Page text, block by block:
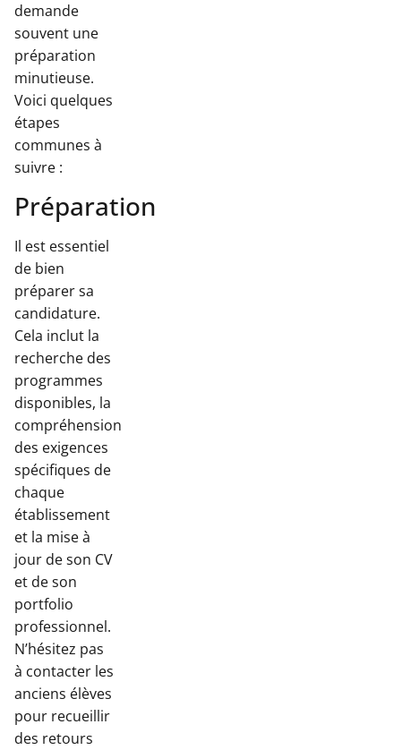
demande
souvent une
préparation
minutieuse.
Voici quelques
étapes
communes à
suivre :
Préparation
Il est essentiel
de bien
préparer sa
candidature.
Cela inclut la
recherche des
programmes
disponibles, la
compréhension
des exigences
spécifiques de
chaque
établissement
et la mise à
jour de son CV
et de son
portfolio
professionnel.
N’hésitez pas
à contacter les
anciens élèves
pour recueillir
des retours